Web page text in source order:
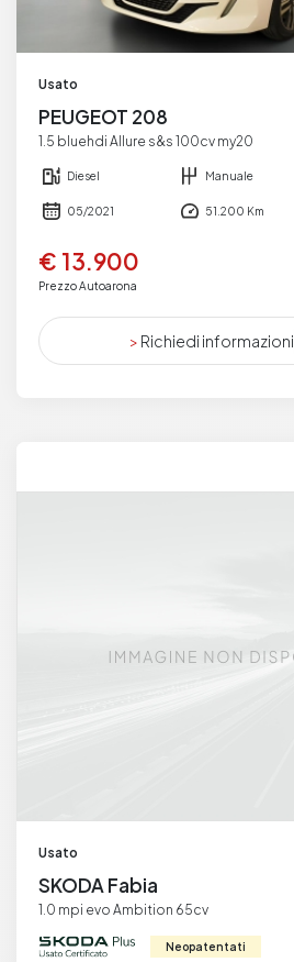
Usato
PEUGEOT 208
1.5 bluehdi Allure s&s 100cv my20
Diesel Manuale
05/2021 51.200 Km
€ 13.900
Prezzo Autoarona
> Richiedi informazioni
Usato
SKODA Fabia
1.0 mpi evo Ambition 65cv
Neopatentati